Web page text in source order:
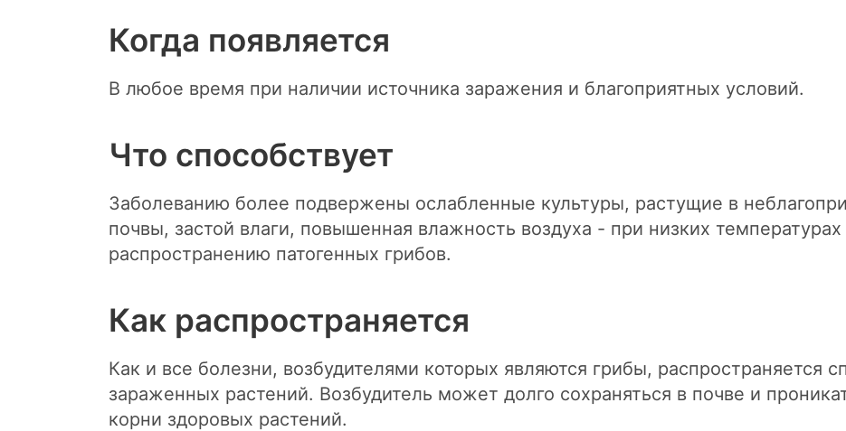
Когда появляется
В любое время при наличии источника заражения и благоприятных условий.
Что способствует
Заболеванию более подвержены ослабленные культуры, растущие в
почвы, застой влаги, повышенная влажность воздуха - при низких температурах
распространению патогенных грибов.
Как распространяется
Как и все болезни, возбудителями которых являются грибы, распространяется
зараженных растений. Возбудитель может долго сохраняться в почве и
корни здоровых растений.